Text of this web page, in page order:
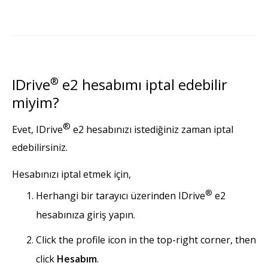
IDrive® e2 hesabımı iptal edebilir
miyim?
Evet, IDrive® e2 hesabınızı istediğiniz zaman iptal
edebilirsiniz.
Hesabınızı iptal etmek için,
Herhangi bir tarayıcı üzerinden IDrive® e2
hesabınıza giriş yapın.
Click the profile icon in the top-right corner, then
click Hesabım.